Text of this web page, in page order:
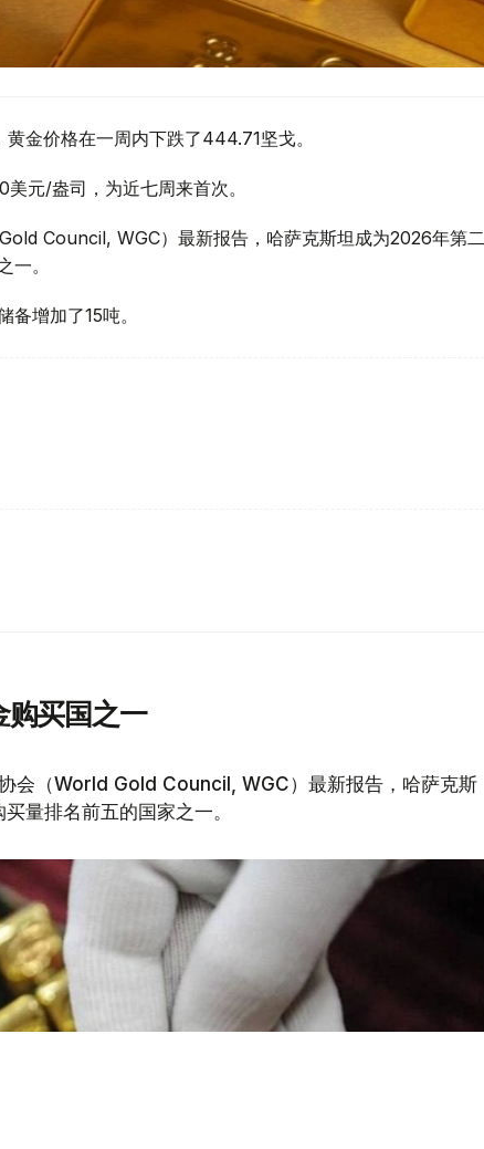
金价格在一周内下跌了444.71坚戈。
元/盎司，为近七周来首次。
Council, WGC）最新报告，哈萨克斯坦成为2026年第二
一。
增加了15吨。
购买国之一
会（World Gold Council, WGC）最新报告，哈萨克斯
量排名前五的国家之一。